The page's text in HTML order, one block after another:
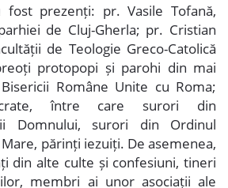
fost prezenți: pr. Vasile Tofană,
de Cluj-Gherla; pr. Cristian
de Teologie Greco-Catolică
protopopi și parohi din mai
Române Unite cu Roma;
între care surori din
Domnului, surori din Ordinul
părinți iezuiți. De asemenea,
din alte culte și confesiuni, tineri
membri ai unor asociații ale